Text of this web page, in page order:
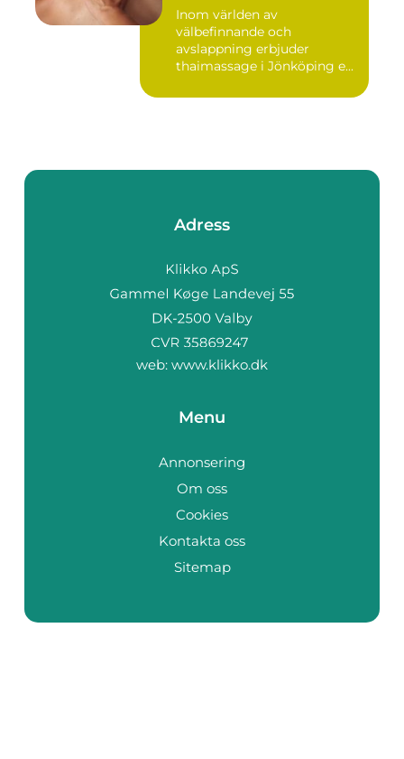
Inom världen av
välbefinnande och
avslappning erbjuder
thaimassage i Jönköping e...
Adress
web: www.klikko.dk
Menu
Annonsering
Om oss
Cookies
Kontakta oss
Sitemap